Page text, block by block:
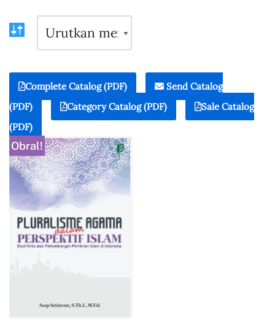
Complete Catalog (PDF)
Send Catalog
(PDF)
Category Catalog (PDF)
Sale Catalog
(PDF)
Obral!